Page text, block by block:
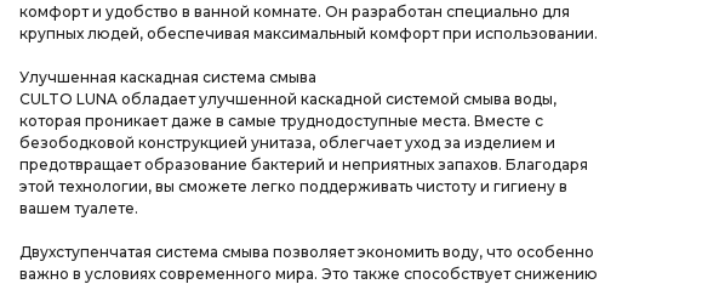
комфорт и удобство в ванной комнате. Он разработан специально для
крупных людей, обеспечивая максимальный комфорт при использовании.
Улучшенная каскадная система смыва
CULTO LUNA обладает улучшенной каскадной системой смыва воды,
которая проникает даже в самые труднодоступные места. Вместе с
безободковой конструкцией унитаза, облегчает уход за изделием и
предотвращает образование бактерий и неприятных запахов. Благодаря
этой технологии, вы сможете легко поддерживать чистоту и гигиену в
вашем туалете.
Двухступенчатая система смыва позволяет экономить воду, что особенно
важно в условиях современного мира. Это также способствует снижению